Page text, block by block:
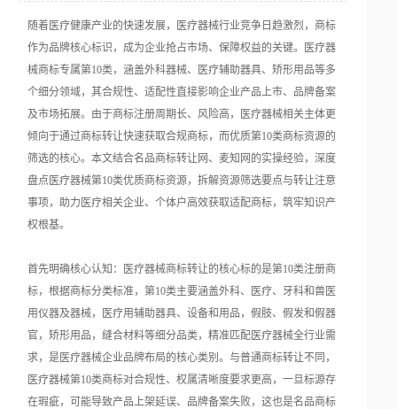
随着医疗健康产业的快速发展，医疗器械行业竞争日趋激烈，商标
作为品牌核心标识，成为企业抢占市场、保障权益的关键。医疗器
械商标专属第10类，涵盖外科器械、医疗辅助器具、矫形用品等多
个细分领域，其合规性、适配性直接影响企业产品上市、品牌备案
及市场拓展。由于商标注册周期长、风险高，医疗器械相关主体更
倾向于通过商标转让快速获取合规商标，而优质第10类商标资源的
筛选的核心。本文结合名品商标转让网、麦知网的实操经验，深度
盘点医疗器械第10类优质商标资源，拆解资源筛选要点与转让注意
事项，助力医疗相关企业、个体户高效获取适配商标，筑牢知识产
权根基。
首先明确核心认知：医疗器械商标转让的核心标的是第10类注册商
标，根据商标分类标准，第10类主要涵盖外科、医疗、牙科和兽医
用仪器及器械，医疗用辅助器具、设备和用品，假肢、假发和假器
官，矫形用品，缝合材料等细分品类，精准匹配医疗器械全行业需
求，是医疗器械企业品牌布局的核心类别。与普通商标转让不同，
医疗器械第10类商标对合规性、权属清晰度要求更高，一旦标源存
在瑕疵，可能导致产品上架延误、品牌备案失败，这也是名品商标